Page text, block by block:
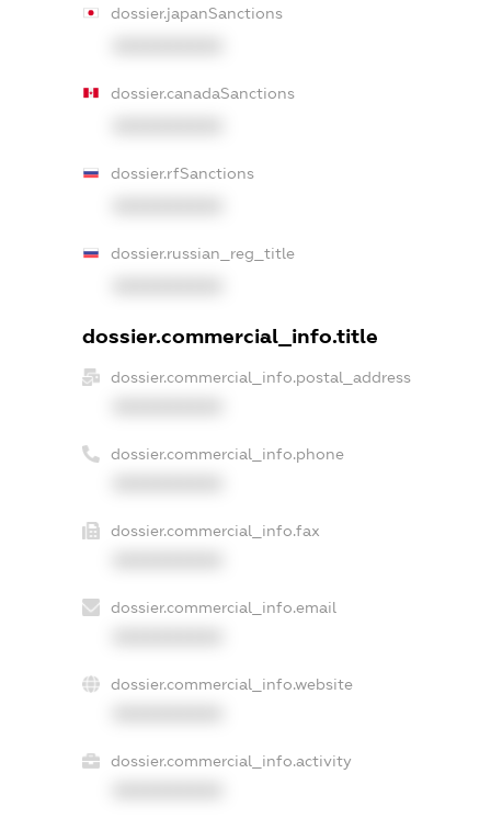
dossier.japanSanctions
dossier.canadaSanctions
dossier.rfSanctions
dossier.russian_reg_title
dossier.commercial_info.title
dossier.commercial_info.postal_address
dossier.commercial_info.phone
dossier.commercial_info.fax
dossier.commercial_info.email
dossier.commercial_info.website
dossier.commercial_info.activity